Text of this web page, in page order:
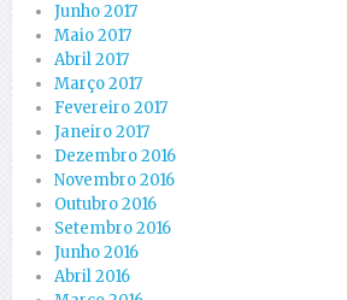
Junho 2017
Maio 2017
Abril 2017
Março 2017
Fevereiro 2017
Janeiro 2017
Dezembro 2016
Novembro 2016
Outubro 2016
Setembro 2016
Junho 2016
Abril 2016